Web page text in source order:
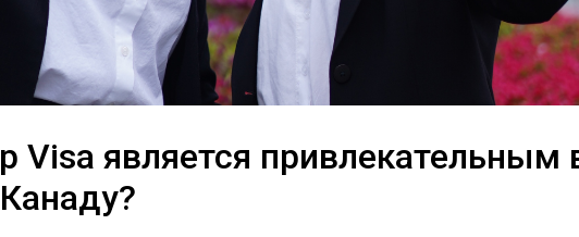
Visa является привлекательным